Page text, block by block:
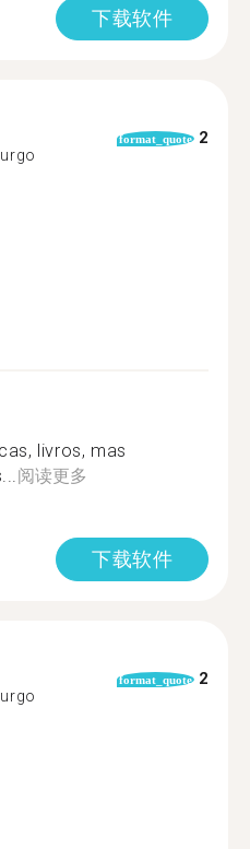
下载软件
format_quote 2
livros, mas
阅读更多
下载软件
format_quote 2